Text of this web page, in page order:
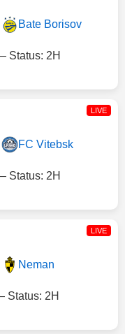
Bate Borisov
Status: 2H
LIVE
FC Vitebsk
Status: 2H
LIVE
Neman
Status: 2H